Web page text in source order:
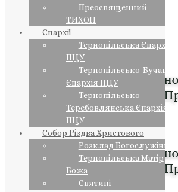
НАШ ТЕЛЕГРАМ
Преосвященний
ТИХОН
Єпархії
Тернопільська Єпархія
ПЦУ
Тернопільсько-Бучацька
Єпархія ПЦУ
Тернопільсько-
Теребовлянська Єпархія
ПЦУ
Собор Різдва Христового
Розклад Богослужінь
Тернопільська Матір
Божа
Святині